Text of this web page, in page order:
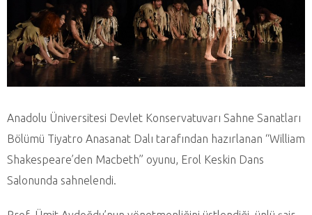
Anadolu Üniversitesi Devlet Konservatuvarı Sahne Sanatları
Bölümü Tiyatro Anasanat Dalı tarafından hazırlanan “William
Shakespeare’den Macbeth” oyunu, Erol Keskin Dans
Salonunda sahnelendi.